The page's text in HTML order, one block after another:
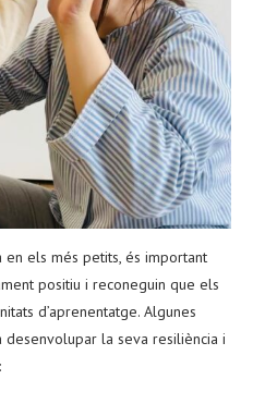
els més petits, és important
positiu i reconeguin que els
d’aprenentatge. Algunes
la seva resiliència i